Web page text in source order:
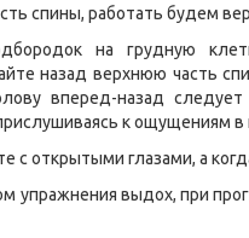
спины, работать будем
на грудную
назад верхнюю часть
вперед-назад
к ощущениям в
с открытыми глазами, а
упражнения выдох, при